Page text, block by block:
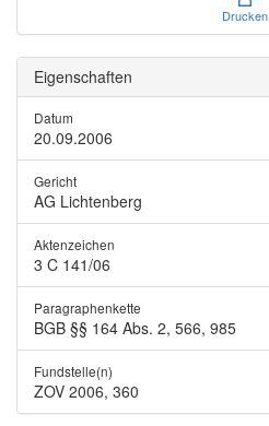
Drucken
Eigenschaften
Datum
20.09.2006
Gericht
AG Lichtenberg
Aktenzeichen
3 C 141/06
Paragraphenkette
BGB §§ 164 Abs. 2, 566, 985
Fundstelle(n)
ZOV 2006, 360